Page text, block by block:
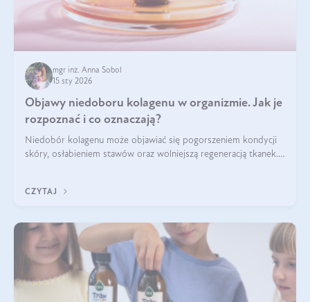
mgr inż. Anna Sobol
15 sty 2026
Objawy niedoboru kolagenu w organizmie. Jak je
rozpoznać i co oznaczają?
Niedobór kolagenu może objawiać się pogorszeniem kondycji
skóry, osłabieniem stawów oraz wolniejszą regeneracją tkanek.
osłabienie włosów.
CZYTAJ